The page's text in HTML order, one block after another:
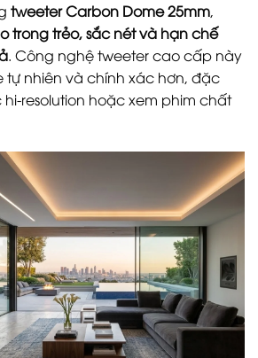
tweeter Carbon Dome 25mm,
trong trẻo, sắc nét và hạn chế
. Công nghệ tweeter cao cấp này
tự nhiên và chính xác hơn, đặc
resolution hoặc xem phim chất